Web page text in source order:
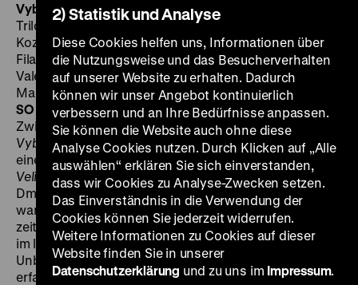
Vyborgskaja storonaDie Wyborg-Seite (= Maksim-
Trilogie, Teil 3) UdSSR (Lenfil’m) 1938, R/B: Grigorij
Kozincev, Leonid Trauberg, K: Andrej Moskvin, Georgij
Filatov, M: Dmitrij Šostakovic, D: Boris Cirkov,
Valentina Kibardina, Natal’ja Užvij, Jurij Tolubeev,
Maksim Štrauch, Michail Gelovani, 116‘·35mm, OmeU
SO 03.12. um 18.30 Uhr·Einführung: Heike Winkel
ZwischenVozvrašcenie Maksima(Teil 2) und
Vyborgskaja storona(Teil 3) hatte Maksim die Ehre
eines Kurzauftritts in Fridrich Ermlers Politmonument
Velikij graždanin(Der große Patriot), bei dem ebenfalls
Dmitrij Šostakovic den Ton angab. Ganz offensichtlich
war der Bekanntheitsgrad jener Figur, die quasi
zeitgleich mit dem Tonfilm geboren ward, enorm. Auch
im letzten Teil der Trilogie faszinierte die grenzenlose
Unbefangenheit, mit der unser Held, selbst schon
erfahrener Organisator soldatischer Massen, lächelnd
2) Statistik und Analyse
Diese Cookies helfen uns, Informationen über
die Nutzungsweise und das Besucherverhalten
auf unserer Website zu erhalten. Dadurch
können wir unser Angebot kontinuierlich
verbessern und an Ihre Bedürfnisse anpassen.
Sie können die Website auch ohne diese
Analyse Cookies nutzen. Durch Klicken auf „Alle
auswählen“ erklären Sie sich einverstanden,
dass wir Cookies zu Analyse-Zwecken setzen.
Das Einverständnis in die Verwendung der
Cookies können Sie jederzeit widerrufen.
Weitere Informationen zu Cookies auf dieser
Website finden Sie in unserer
Datenschutzerklärung und zu uns im Impressum.